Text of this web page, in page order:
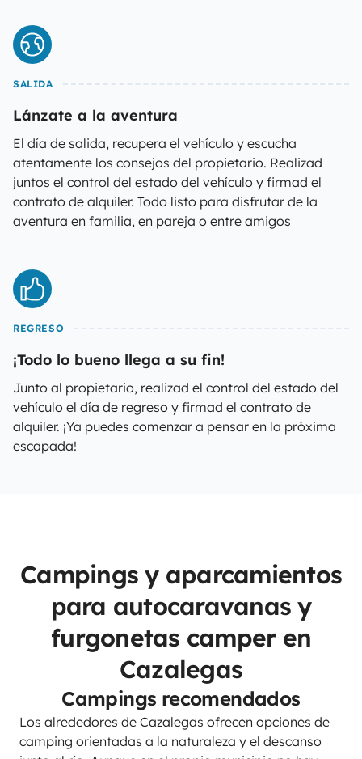
SALIDA
Lánzate a la aventura
El día de salida, recupera el vehículo y escucha
atentamente los consejos del propietario. Realizad
juntos el control del estado del vehículo y firmad el
contrato de alquiler. Todo listo para disfrutar de la
aventura en familia, en pareja o entre amigos
REGRESO
¡Todo lo bueno llega a su fin!
Junto al propietario, realizad el control del estado del
vehículo el día de regreso y firmad el contrato de
alquiler. ¡Ya puedes comenzar a pensar en la próxima
escapada!
Campings y aparcamientos
para autocaravanas y
furgonetas camper en
Cazalegas
Campings recomendados
Los alrededores de Cazalegas ofrecen opciones de
camping orientadas a la naturaleza y el descanso